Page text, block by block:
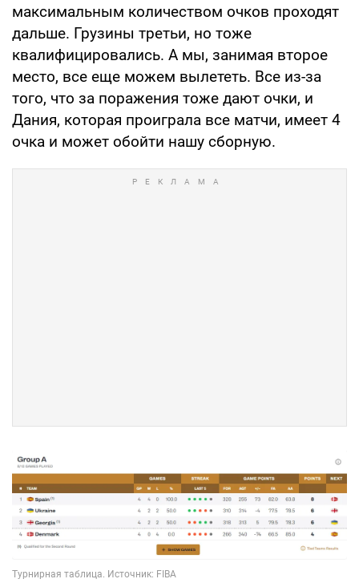
максимальным количеством очков проходят
дальше. Грузины третьи, но тоже
квалифицировались. А мы, занимая второе
место, все еще можем вылететь. Все из-за
того, что за поражения тоже дают очки, и
Дания, которая проиграла все матчи, имеет 4
очка и может обойти нашу сборную.